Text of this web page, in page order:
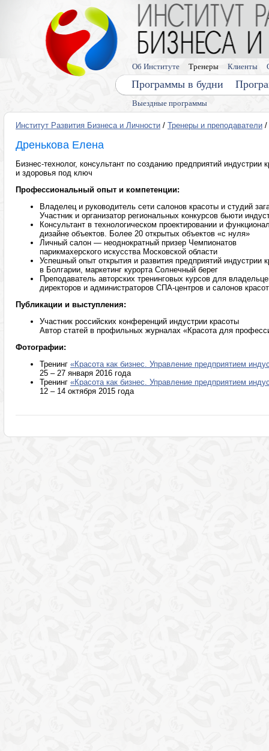
Выездные программы
Программы в будни
Об Институте Тренеры Клиенты
Институт Развития Бизнеса и Личности / Тренеры и преподаватели /
Дренькова Елена
Бизнес-технолог, консультант по созданию предприятий индустрии
и здоровья под ключ
Профессиональный опыт и компетенции:
Владелец и руководитель сети салонов красоты и студий
Участник и организатор региональных конкурсов бьюти
Консультант в технологическом проектировании и
дизайне объектов. Более 20 открытых объектов «с нуля»
Личный салон — неоднократный призер Чемпионатов
парикмахерского искусства Московской области
Успешный опыт открытия и развития предприятий индустрии
в Болгарии, маркетинг курорта Солнечный берег
Преподаватель авторских тренинговых курсов для
директоров и администраторов СПА-центров и салонов
Публикации и выступления:
Участник российских конференций индустрии красоты
Автор статей в профильных журналах «Красота для
Фотографии:
Тренинг «Красота как бизнес. Управление предприятием
25 – 27 января 2016 года
Тренинг «Красота как бизнес. Управление предприятием
12 – 14 октября 2015 года